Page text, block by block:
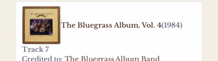
The Bluegrass Album, Vol. 4(1984)
Track 7
Credited to: The Bluegrass Album Band